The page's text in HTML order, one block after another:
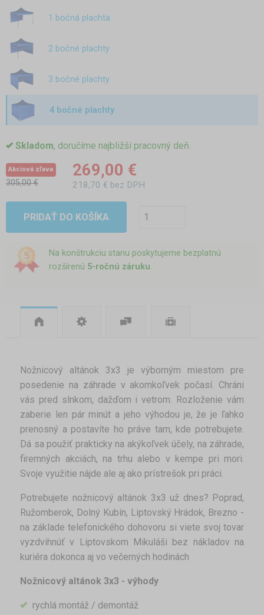
1 bočná plachta
2 bočné plachty
3 bočné plachty
4 bočné plachty
Skladom, doručíme najbližší pracovný deň.
Akciová zľava
305,00 €
269,00 €
218,70 € bez DPH
PRIDAŤ DO KOŠÍKA
Na konštrukciu stanu poskytujeme bezplatnú
rozšírenú 5-ročnú záruku.
Nožnicový altánok 3x3 je výborným miestom pre
posedenie na záhrade v akomkoľvek počasí. Chráni
vás pred slnkom, dažďom i vetrom. Rozloženie vám
zaberie len pár minút a jeho výhodou je, že je ľahko
prenosný a postavíte ho práve tam, kde potrebujete.
Dá sa použiť prakticky na akýkoľvek účely, na záhrade,
firemných akciách, na trhu alebo v kempe pri mori.
Svoje využitie nájde ale aj ako prístrešok pri práci.
Potrebujete nožnicový altánok 3x3 už dnes? Poprad,
Ružomberok, Dolný Kubín, Liptovský Hrádok, Brezno -
na základe telefonického dohovoru si viete svoj tovar
vyzdvihnúť v Liptovskom Mikuláši bez nákladov na
kuriéra dokonca aj vo večerných hodinách
Nožnicový altánok 3x3 - výhody
rychlá montáž / demontáž